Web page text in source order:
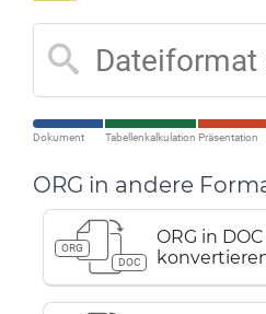
Dokument Tabellenkalkulation Präsentation
ORG in andere
ORG
DOC
ORG in